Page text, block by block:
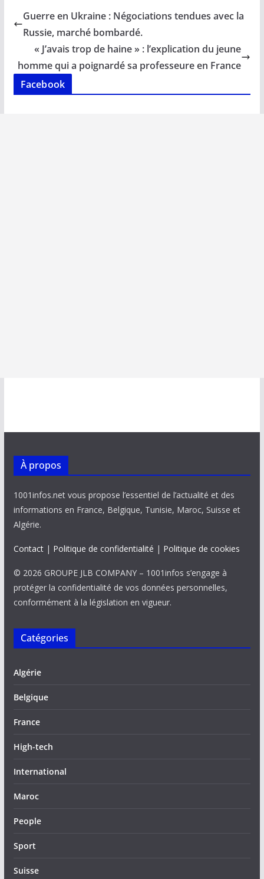
b
o
o
k
l s
A
p
p
e
dI
n
y
n
k
g
Guerre en Ukraine : Négociations tendues avec la
Russie, marché bombardé.
« J’avais trop de haine » : l’explication du jeune
homme qui a poignardé sa professeure en France
Facebook
À propos
1001infos.net vous propose l’essentiel de l’actualité et des
informations en France, Belgique, Tunisie, Maroc, Suisse et
Algérie.
Contact| Politique de confidentialité | Politique de cookies
© 2026 GROUPE JLB COMPANY – 1001infos s’engage à
protéger la confidentialité de vos données personnelles,
conformément à la législation en vigueur.
Catégories
Algérie
Belgique
France
High-tech
International
Maroc
People
Sport
Suisse